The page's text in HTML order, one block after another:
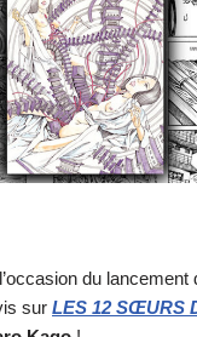
du lancement
sur LES 12 SŒURS